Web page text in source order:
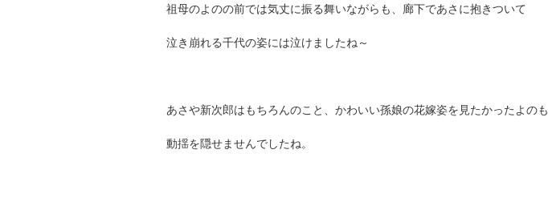
祖母のよのの前では気丈に振る舞いながらも、廊下であさに抱きついて
泣き崩れる千代の姿には泣けましたね～
あさや新次郎はもちろんのこと、かわいい孫娘の花嫁姿を見たかったよのも
動揺を隠せませんでしたね。